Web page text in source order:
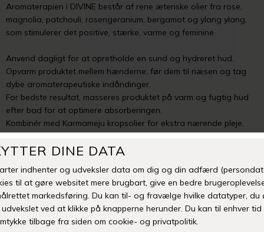
Aromaterapien i DIVINE består af rene æteriske olier fra rose,
magnolia, patchouli, rosengeranium, bergamot og ylang ylang,
som stimulerer det positive, stærke, varme og feminine.
Anvend dagligt for at opretholde en sund og hydreret hud.
Opvarm produktet mellem hænderne, før dem til næsen og tag
dybe aromaterapeutiske indåndinger.
For bedste resultat, masseres produktet på varm og fugtig hud
efter bad for at optimere absorberingen.
Kombinér med Karmameju kropsolier for ekstra nærende pleje.
Kan anvendes som fodcreme om aftenen med et par strømper
for ekstra fugtgivende effekt.
BEMÆRK Skyl med vand i tilfælde af kontakt med øjnene.
Indeholder nøddeolie. Hudtest anbefales. Søg professionel
rådgivning under graviditet og amning ved anvendelse af
æteriske olier. Må ikke indtages. Opbevar køligt.